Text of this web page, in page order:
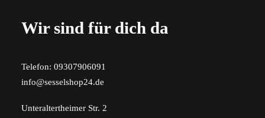
Wir sind für dich da
Telefon: 09307906091
info@sesselshop24.de
Unteraltertheimer Str. 2